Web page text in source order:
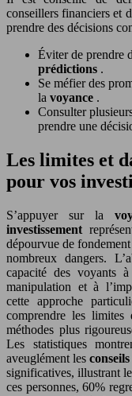
conseillers financiers et
prendre des décisions
Éviter de prendre
prédictions .
Se méfier des
la voyance .
Consulter
prendre une
Les limites et
pour vos
S’appuyer sur la
investissement
dépourvue de
nombreux dangers.
capacité des voyants
manipulation et à
cette approche
comprendre les limites
méthodes plus
Les statistiques
aveuglément les
significatives, illustrant
ces personnes, 60%